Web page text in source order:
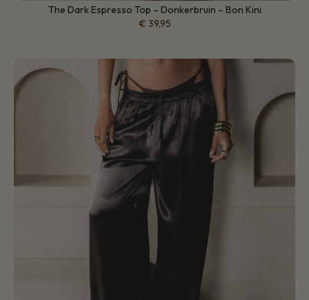
The Dark Espresso Top – Donkerbruin – Bon Kini
€ 39,95